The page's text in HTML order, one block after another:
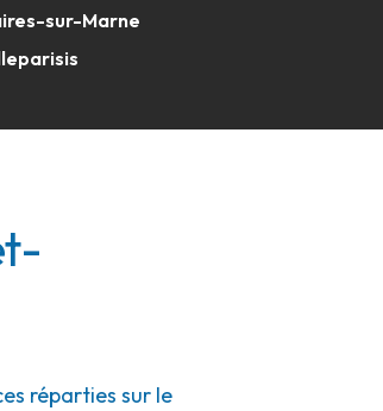
sur-Marne
réparties sur le